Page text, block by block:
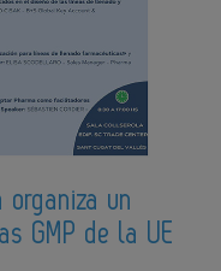
organiza un
GMP de la UE